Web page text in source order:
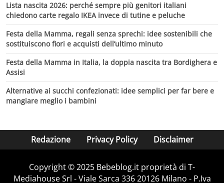
Lista nascita 2026: perché sempre più genitori italiani
chiedono carte regalo IKEA invece di tutine e peluche
Festa della Mamma, regali senza sprechi: idee sostenibili che
sostituiscono fiori e acquisti dell’ultimo minuto
Festa della Mamma in Italia, la doppia nascita tra Bordighera e
Assisi
Alternative ai succhi confezionati: idee semplici per far bere e
mangiare meglio i bambini
Redazione Privacy Policy Disclaimer
Copyright © 2025 Bebeblog.it proprietà di T-
Mediahouse Srl - Viale Sarca 336 20126 Milano - P.Iva